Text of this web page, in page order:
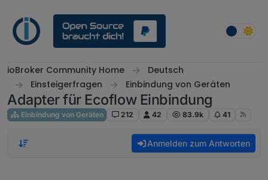
ioBroker Community Home
Deutsch
Einsteigerfragen
Einbindung von Geräten
Adapter für Ecoflow Einbindung
Einbindung von Geräten 212 42 83.9k 41
Anmelden zum Antworten